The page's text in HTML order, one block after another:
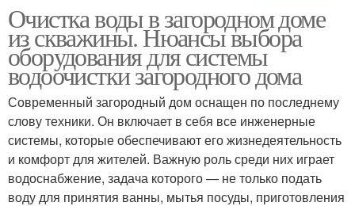
Воды из скважин Загородный дом
Дом от железа
Очистка воды в загородном доме
из скважины. Нюансы выбора
оборудования для системы
водоочистки загородного дома
Современный загородный дом оснащен по последнему
слову техники. Он включает в себя все инженерные
системы, которые обеспечивают его жизнедеятельность
и комфорт для жителей. Важную роль среди них играет
водоснабжение, задача которого — не только подать
воду для принятия ванны, мытья посуды, приготовления